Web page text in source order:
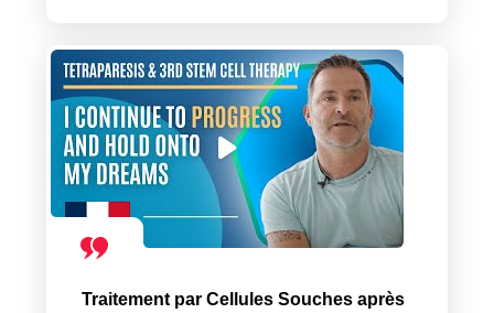
Traitement par Cellules Souches après